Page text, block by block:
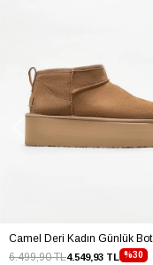
Camel Deri Kadın Günlük Bot
%30
4.549,93 TL
6.499,90 TL